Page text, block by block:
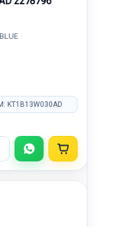
KT1B13W030AD